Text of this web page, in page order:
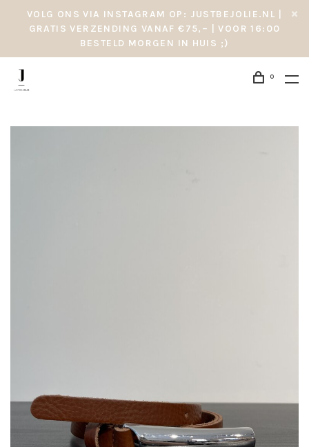
VOLG ONS VIA INSTAGRAM OP: JUSTBEJOLIE.NL |
GRATIS VERZENDING VANAF €75,– | VOOR 16:00
BESTELD MORGEN IN HUIS ;)
0